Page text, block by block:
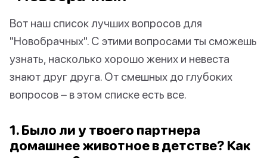
Вот наш список лучших вопросов для
"Новобрачных". С этими вопросами ты сможешь
узнать, насколько хорошо жених и невеста
знают друг друга. От смешных до глубоких
вопросов – в этом списке есть все.
1. Было ли у твоего партнера
домашнее животное в детстве? Как